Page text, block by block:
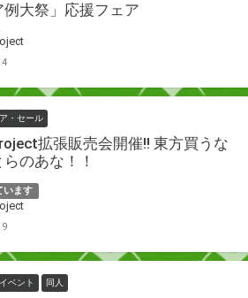
例大祭」応援フェア
・セール
拡張販売会開催!! 東方買うな
らのあな！！
います
ベント 同人